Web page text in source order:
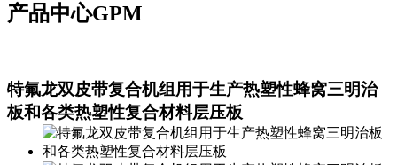
产品中心GPM
特氟龙双皮带复合机组用于生产热塑性蜂窝三明治
板和各类热塑性复合材料层压板